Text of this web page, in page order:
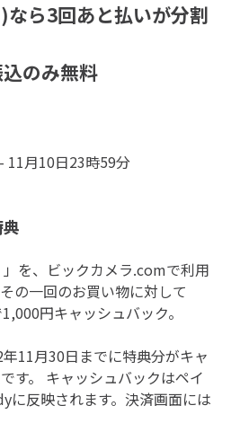
ら3回あと払いが分割
のみ無料
11月10日23時59分
」を、ビックカメラ.comで利用
の一回のお買い物に対して
円キャッシュバック。
11月30日までに特典分がキャ
す。 キャッシュバックはペイ
に反映されます。決済画面には